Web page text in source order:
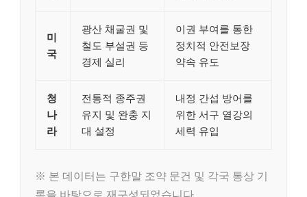
미
국
광산 채굴권 및
철도 부설권 등
경제 실리
이권 부여를 통한
정치적 안전보장
약속 유도
청
나
라
전통적 종주권
유지 및 완충 지
대 설정
내정 간섭 방어를
위한 서구 열강의
세력 유입
※ 본 데이터는 구한말 조약 문건 및 각국 통상 기